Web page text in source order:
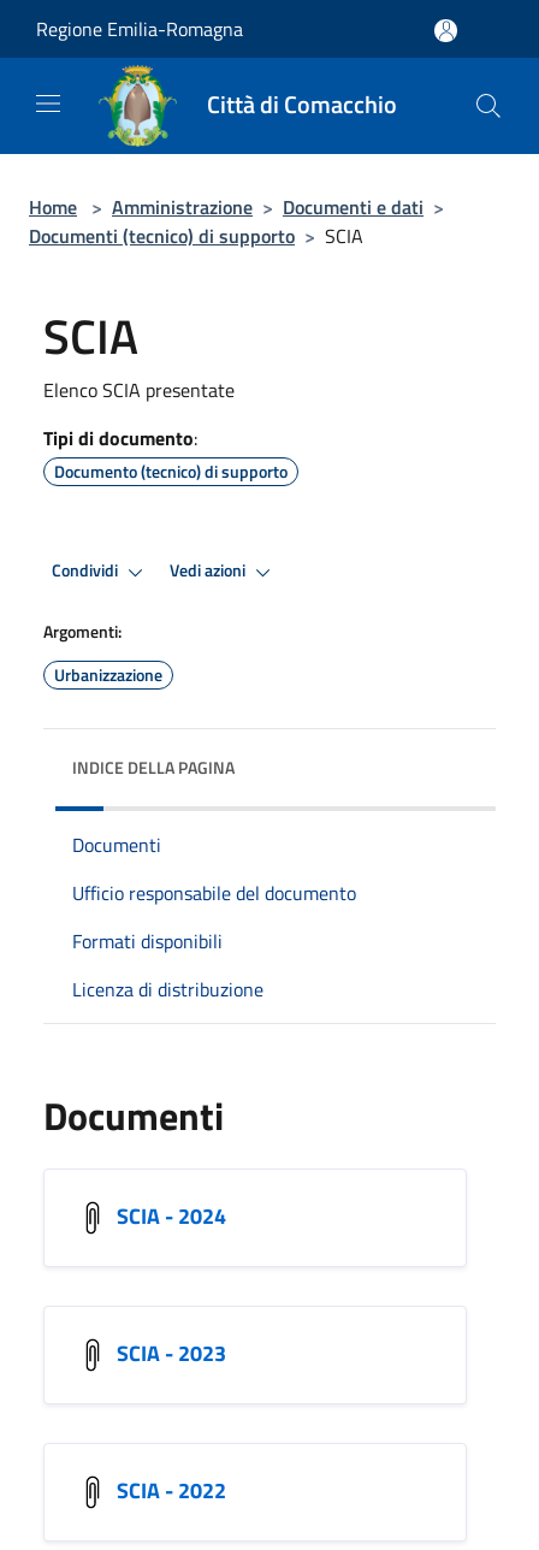
Regione Emilia-Romagna
Città di Comacchio
Home > Amministrazione > Documenti e dati >
Documenti (tecnico) di supporto > SCIA
SCIA
Elenco SCIA presentate
Tipi di documento:
Documento (tecnico) di supporto
Condividi Vedi azioni
Argomenti:
Urbanizzazione
INDICE DELLA PAGINA
Documenti
Ufficio responsabile del documento
Formati disponibili
Licenza di distribuzione
Documenti
SCIA - 2024
SCIA - 2023
SCIA - 2022